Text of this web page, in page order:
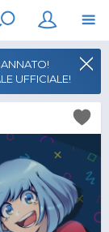
UFFICIALE!